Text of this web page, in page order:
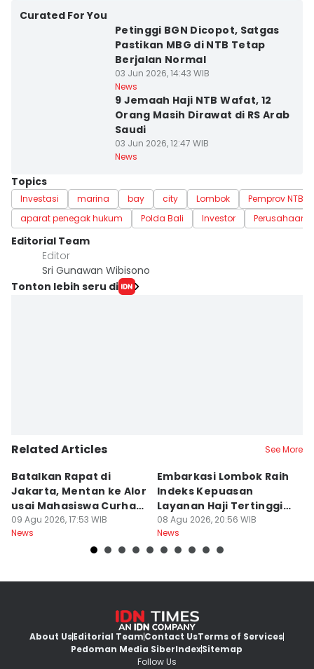
Curated For You
Petinggi BGN Dicopot, Satgas
Pastikan MBG di NTB Tetap
Berjalan Normal
03 Jun 2026, 14:43 WIB
News
9 Jemaah Haji NTB Wafat, 12
Orang Masih Dirawat di RS Arab
Saudi
03 Jun 2026, 12:47 WIB
News
Topics
Investasi marina bay city Lombok
Pemprov NTB
aparat penegak hukum
Polda Bali Investor Perusahaan
Editorial Team
Editor
Sri Gunawan Wibisono
Tonton lebih seru di
Related Articles See More
Batalkan Rapat di
Jakarta, Mentan ke Alor
usai Mahasiswa Curhat
Beras Mahal
09 Agu 2026, 17:53 WIB
News
Embarkasi Lombok Raih
Indeks Kepuasan
Layanan Haji Tertinggi
Nasional
08 Agu 2026, 20:56 WIB
News
About UsEditorial TeamContact UsTerms of Services
Pedoman Media SiberIndexSitemap
Follow Us